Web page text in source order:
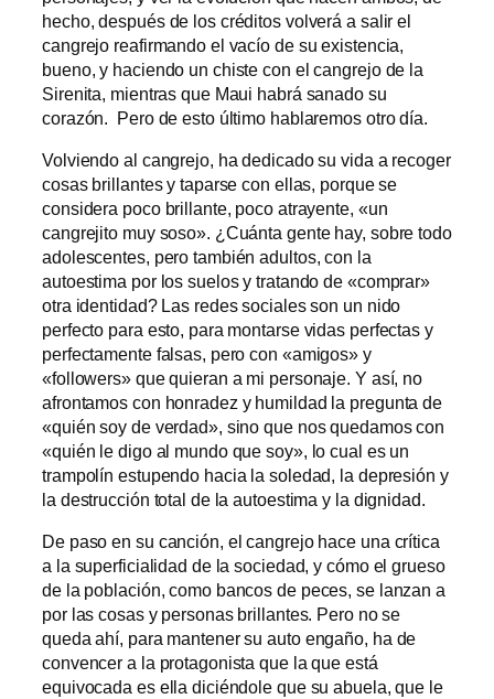
hecho, después de los créditos volverá a salir el
cangrejo reafirmando el vacío de su existencia,
bueno, y haciendo un chiste con el cangrejo de la
Sirenita, mientras que Maui habrá sanado su
corazón. Pero de esto último hablaremos otro día.
Volviendo al cangrejo, ha dedicado su vida a recoger
cosas brillantes y taparse con ellas, porque se
considera poco brillante, poco atrayente, «un
cangrejito muy soso». ¿Cuánta gente hay, sobre todo
adolescentes, pero también adultos, con la
autoestima por los suelos y tratando de «comprar»
otra identidad? Las redes sociales son un nido
perfecto para esto, para montarse vidas perfectas y
perfectamente falsas, pero con «amigos» y
«followers» que quieran a mi personaje. Y así, no
afrontamos con honradez y humildad la pregunta de
«quién soy de verdad», sino que nos quedamos con
«quién le digo al mundo que soy», lo cual es un
trampolín estupendo hacia la soledad, la depresión y
la destrucción total de la autoestima y la dignidad.
De paso en su canción, el cangrejo hace una crítica
a la superficialidad de la sociedad, y cómo el grueso
de la población, como bancos de peces, se lanzan a
por las cosas y personas brillantes. Pero no se
queda ahí, para mantener su auto engaño, ha de
convencer a la protagonista que la que está
equivocada es ella diciéndole que su abuela, que le